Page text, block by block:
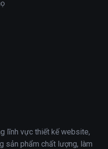
lĩnh vực thiết kế website,
sản phẩm chất lượng, làm